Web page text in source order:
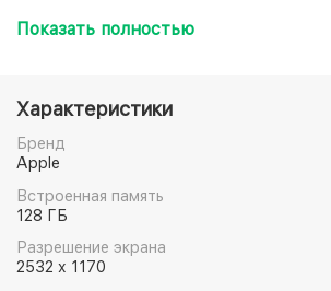
•Super Retina XDR OLED
детализацию и реалистичность
•Шестиядерный процессор A18
высокую производительность при
рабочих задач, прохождении игр и
ИИ-функций. Система работает
приложения стабильны в режиме
Показать полностью
Характеристики
Бренд
Apple
Встроенная память
128 ГБ
Разрешение экрана
2532 x 1170